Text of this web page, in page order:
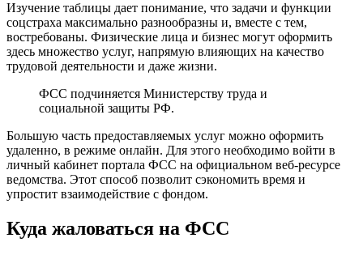
Изучение таблицы дает понимание, что задачи и функции
соцстраха максимально разнообразны и, вместе с тем,
востребованы. Физические лица и бизнес могут оформить
здесь множество услуг, напрямую влияющих на качество
трудовой деятельности и даже жизни.
ФСС подчиняется Министерству труда и
социальной защиты РФ.
Большую часть предоставляемых услуг можно оформить
удаленно, в режиме онлайн. Для этого необходимо войти в
личный кабинет портала ФСС на официальном веб-ресурсе
ведомства. Этот способ позволит сэкономить время и
упростит взаимодействие с фондом.
Куда жаловаться на ФСС